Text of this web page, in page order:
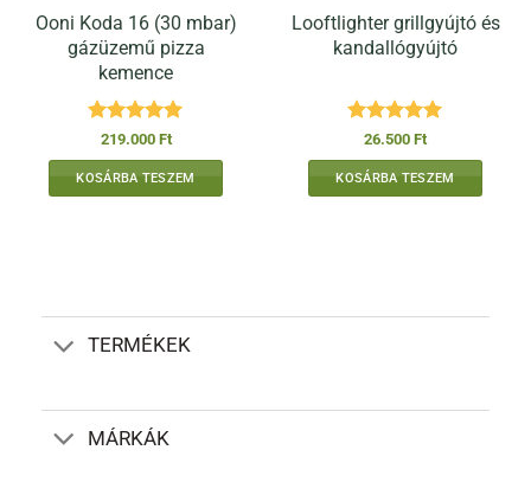
Ooni Koda 16 (30 mbar)
gázüzemű pizza
kemence
Értékelés:5
/ 5
219.000 Ft
KOSÁRBA TESZEM
Looftlighter grillgyújtó és
kandallógyújtó
Értékelés:
/ 5
26.500 Ft
KOSÁRBA TESZEM
TERMÉKEK
MÁRKÁK